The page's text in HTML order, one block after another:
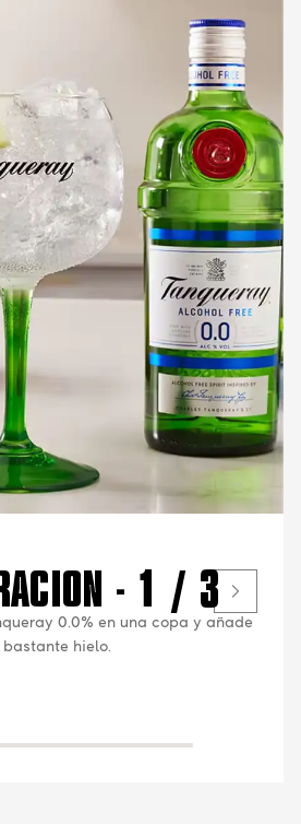
- 1 / 3
0.0% en una copa y añade
bastante hielo.